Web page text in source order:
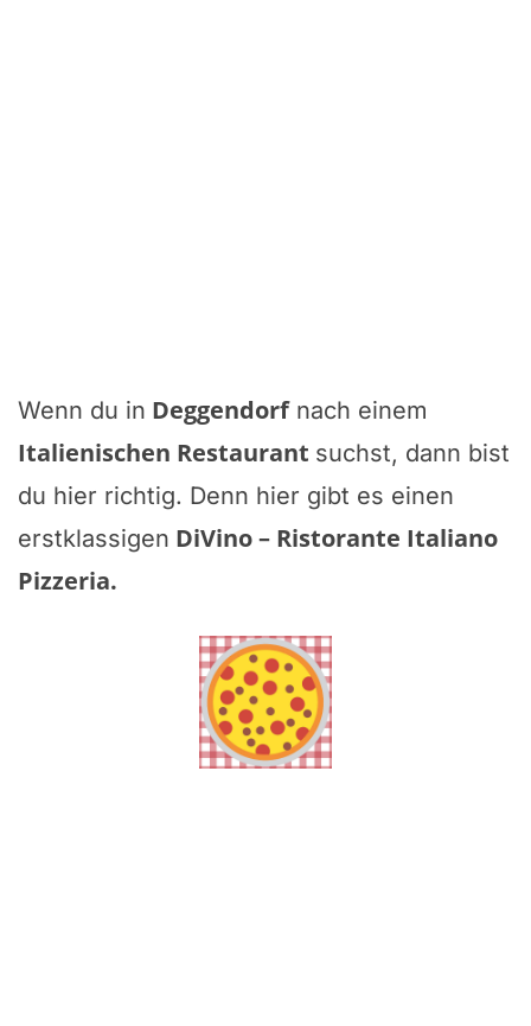
Wenn du in Deggendorfnach einem
Italienischen Restaurant suchst, dann bist
du hier richtig. Denn hier gibt es einen
erstklassigen DiVino – Ristorante Italiano
Pizzeria.